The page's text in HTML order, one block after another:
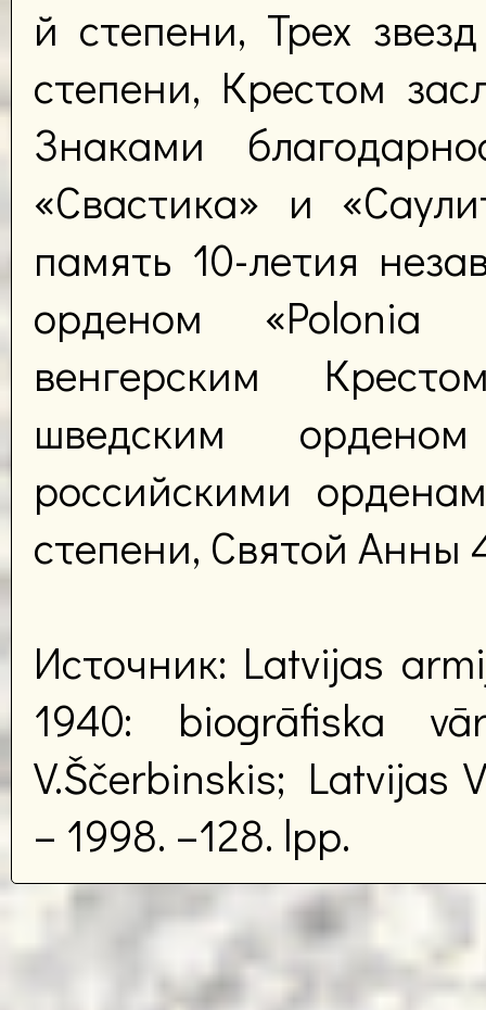
й степени, Трех
степени, Крестом
Знаками
«Свастика» и
память 10-летия
орденом «Polonia
венгерским
шведским
российскими
степени, Святой Анны
Источник: Latvijas
1940: biogrāfiska
V.Ščerbinskis; Latvijas
– 1998. –128. lpp.